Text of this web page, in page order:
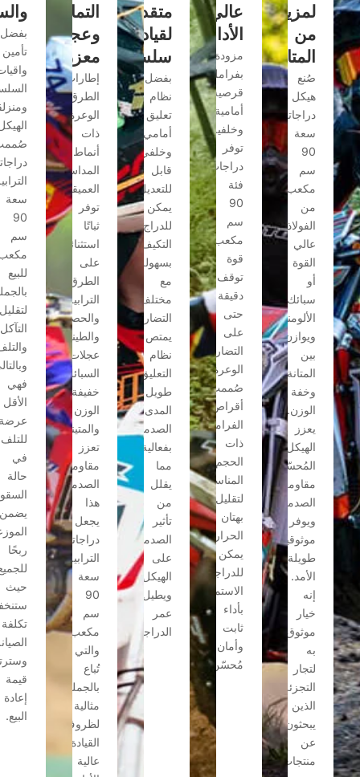
لمزيد
من
المتانة
صُنع
هيكل
دراجاتنا
سعة
سم
مكعب
من
الفولاذ
عالي
القوة
أو
سبائك
الألومنيوم،
ويوازن
بين
المتانة
وخفة
الوزن.
يعزز
الهيكل
المُحسّن
مقاومة
الصدمات
ويوفر
خيار
موثوق
به
لتجار
التجزئة
الذين
يبحثون
عن
منتجات
عالي
الأداء
مزودة
بفرامل
قرصية
أمامية
وخلفية،
توفر
دراجات
فئة
سم
مكعب
حتى
على
التضاريس
الوعرة.
صُممت
أقراص
الفرامل
ذات
الحجم
المناسب
لتقليل
بهتان
الحرارة.
يمكن
للدراجين
الاستمتاع
بأداء
ثابت
وأمان
مُحسّن.
متقدم
لقيادة
سلسة
بفضل
نظام
تعليق
أمامي
وخلفي
قابل
للتعديل،
يمكن
للدراج
التكيف
بسهولة
مع
مختلف
التضاريس.
يمتص
نظام
التعليق
طويل
المدى
الصدمات
بفعالية،
مما
يقلل
من
تأثير
الصدمات
على
الهيكل
ويطيل
عمر
الدراجة.
التماسك
وعجلات
معززة
إطارات
الطرق
الوعرة
ذات
أنماط
المداس
العميقة
توفر
ثباتًا
استثنائيًا
على
الطرق
الترابية
والحصوية
والطينية.
عجلات
السبائك
خفيفة
الوزن
والمتينة
مقاومة
الصدمات.
هذا
يجعل
الترابية
سعة
90
والتي
تُباع
بالجملة،
مثالية
لظروف
القيادة
والسلامة
بفضل
تأمين
واقيات
السلسلة
ومنزلقات
الهيكل،
صُممت
دراجاتنا
الترابية
سعة
90
سم
بالجملة
لتقليل
التآكل
والتلف،
وبالتالي
فهي
الأقل
عرضة
للتلف
في
حالة
السقوط.
يضمن
الموزعون
ربحًا
للجميع،
حيث
ستنخفض
تكلفة
وسترتفع